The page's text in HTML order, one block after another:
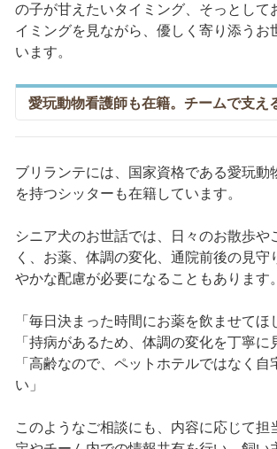
の子が甘えたいタイミング、そっとして
イミングを見ながら、優しく寄り添うお
います。
愛玩動物看護師も在籍。チームで支え
ブリランテには、国家資格である愛玩動
を持つシッターも在籍しています。
シニア犬のお世話では、日々のお散歩や
く、お薬、体調の変化、通院前後の見守
やかな配慮が必要になることもあります。
「毎日決まった時間にお薬を飲ませてほ
「持病があるため、体調の変化を丁寧に
「高齢なので、ペットホテルではなく自
い」
このようなご相談にも、内容に応じて担